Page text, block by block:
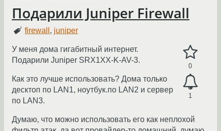
Подарили Juniper Firewall
firewall , juniper
0
1
У меня дома гигабитный интернет.
Подарили Juniper SRX1XX-K-AV-3.
Как это лучше использовать? Дома только
десктоп по LAN1, ноутбук.по LAN2 и сервер
по LAN3.
Думаю, что можно использовать его как неплохой